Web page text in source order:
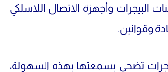
البيجرات وأجهزة الاتصال اللاسلكي
وقوانين.
تضحي بسمعتها بهذه السهولة،